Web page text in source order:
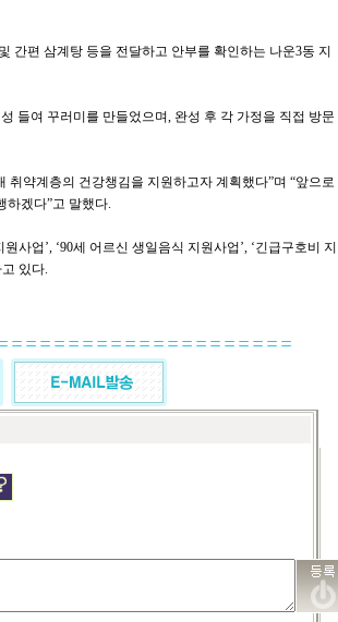
간편 삼계탕 등을 전달하고 안부를 확인하는 나운3동 지
들여 꾸러미를 만들었으며, 완성 후 각 가정을 직접 방문
약계층의 건강챙김을 지원하고자 계획했다”며 “앞으로
하겠다”고 말했다.
사업’, ‘90세 어르신 생일음식 지원사업’, ‘긴급구호비 지
있다.